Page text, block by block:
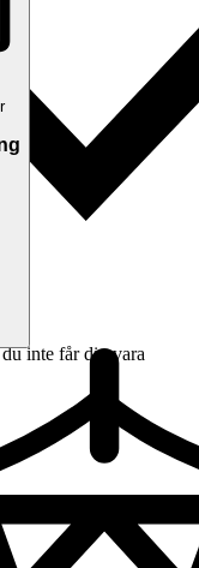
inte får din vara